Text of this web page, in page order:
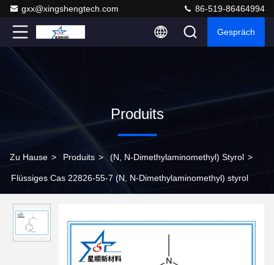
gxx@xingshengtech.com 86-519-86464994
Gespräch
Produits
Zu Hause > Produits > (N, N-Dimethylaminomethyl) Styrol >
Flüssiges Cas 22826-55-7 (N, N-Dimethylaminomethyl) styrol